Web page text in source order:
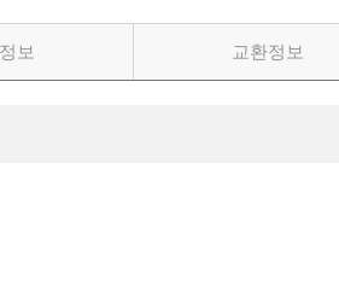
보 교환정보